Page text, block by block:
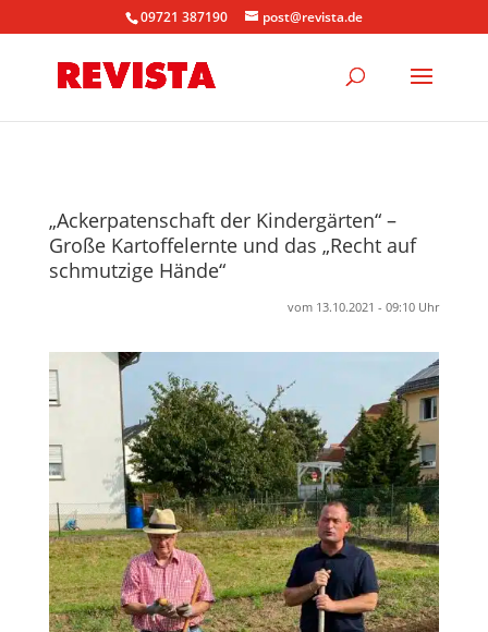
09721 387190 post@revista.de
„Ackerpatenschaft der Kindergärten“ –
Große Kartoffelernte und das „Recht auf
schmutzige Hände“
vom 13.10.2021 - 09:10 Uhr